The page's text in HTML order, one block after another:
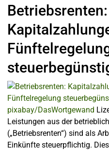
Betriebsrenten:
pixabay/DasWortgewand
Leistungen aus der
(„Betriebsrenten“) sind als
Einkünfte steuerpflichtig.